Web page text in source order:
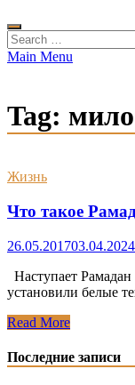
Search
for:
Main Menu
Tag:
Жизнь
Что такое
26.05.201703.04.2024
Наступает
установили белые
Что
Рамадан
и
Read More
Последние записи